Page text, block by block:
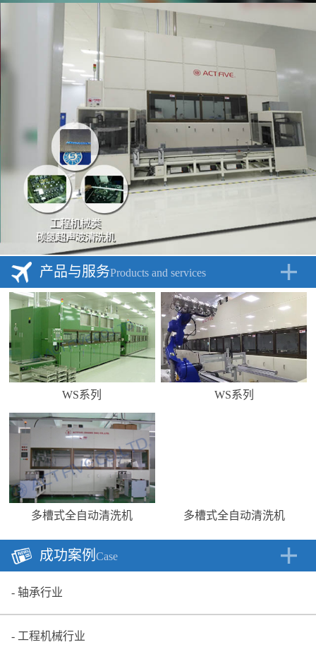
产品与服务Products and services
WS系列 WS系列
多槽式全自动清洗机 多槽式全自动清洗机
成功案例 Case
轴承行业
工程机械行业